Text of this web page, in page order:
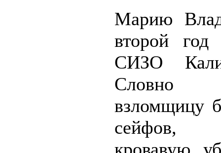
Марию
второй
СИЗО
Словно
взломщицу
сейфов,